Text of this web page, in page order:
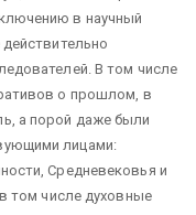
в научный
В том числе
о прошлом, в
а порой даже были
лицами:
Средневековья и
том числе духовные